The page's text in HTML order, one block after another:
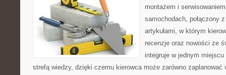
montażem i
samochodach, połączony
artykułami, w którym
recenzje oraz nowości ze
integruje w jednym miejscu
strefą wiedzy, dzięki czemu kierowca może zarówno zaplanować